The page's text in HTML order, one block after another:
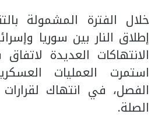
خلال الفترة المشمولة
إطلاق النار بين سوريا
الانتهاكات العديدة
استمرت العمليات
الفصل، في انتهاك
الصلة.